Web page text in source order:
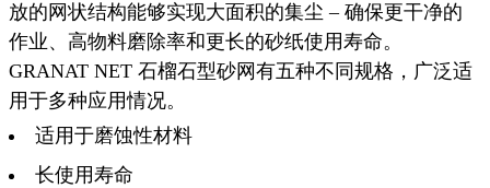
放的网状结构能够实现大面积的集尘 – 确保更干净的
作业、高物料磨除率和更长的砂纸使用寿命。
GRANAT NET 石榴石型砂网有五种不同规格，广泛适
用于多种应用情况。
适用于磨蚀性材料
长使用寿命